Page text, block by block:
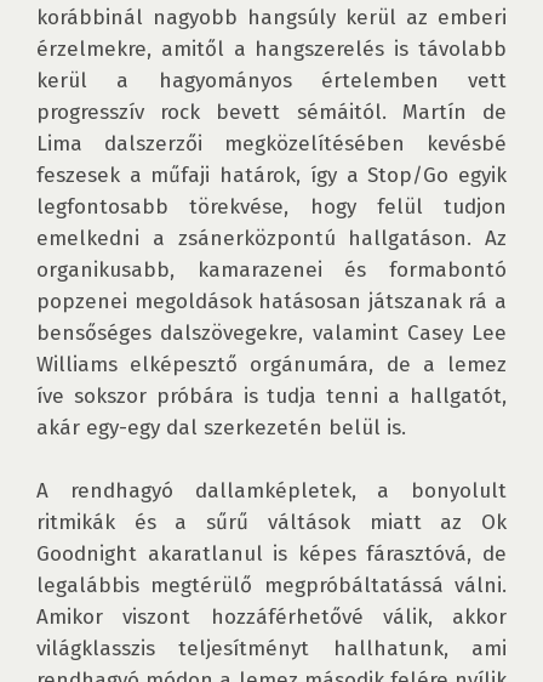
korábbinál nagyobb hangsúly kerül az emberi
érzelmekre, amitől a hangszerelés is távolabb
kerül a hagyományos értelemben vett
progresszív rock bevett sémáitól. Martín de
Lima dalszerzői megközelítésében kevésbé
feszesek a műfaji határok, így a Stop/Go egyik
legfontosabb törekvése, hogy felül tudjon
emelkedni a zsánerközpontú hallgatáson. Az
organikusabb, kamarazenei és formabontó
popzenei megoldások hatásosan játszanak rá a
bensőséges dalszövegekre, valamint Casey Lee
Williams elképesztő orgánumára, de a lemez
íve sokszor próbára is tudja tenni a hallgatót,
akár egy-egy dal szerkezetén belül is.
A rendhagyó dallamképletek, a bonyolult
ritmikák és a sűrű váltások miatt az Ok
Goodnight akaratlanul is képes fárasztóvá, de
legalábbis megtérülő megpróbáltatássá válni.
Amikor viszont hozzáférhetővé válik, akkor
világklasszis teljesítményt hallhatunk, ami